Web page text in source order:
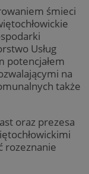
śmieci
Usług
potencjałem
na
także
oraz prezesa
rozeznanie